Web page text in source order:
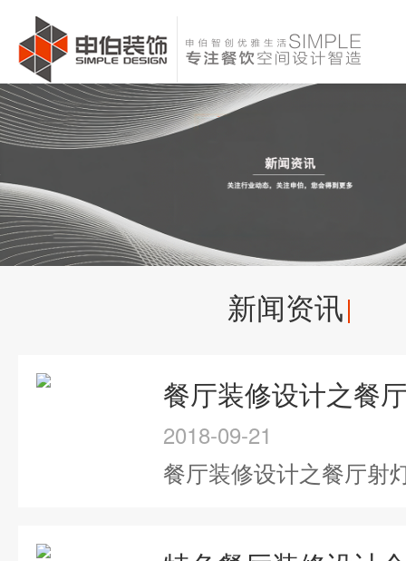
新闻资讯
餐厅装修设计之餐
2018-09-21
餐厅装修设计之餐厅射